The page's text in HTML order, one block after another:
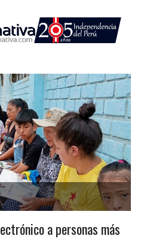
a personas más